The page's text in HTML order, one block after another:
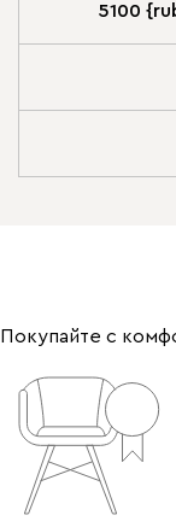
5100
Покупайте с